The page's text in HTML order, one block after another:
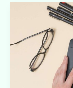
begeistern:
Ideen
Techniken
für